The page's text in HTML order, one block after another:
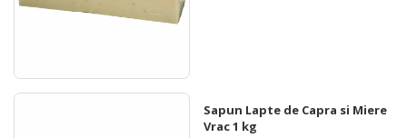
Sapun Lapte de Capra si Miere
Vrac 1 kg